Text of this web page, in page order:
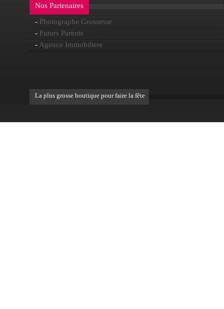
Nos Partenaires
- Photographe Grossesse
- Futurs Parents
- Agence Immobiliere
La plus grosse boutique pour faire la fête